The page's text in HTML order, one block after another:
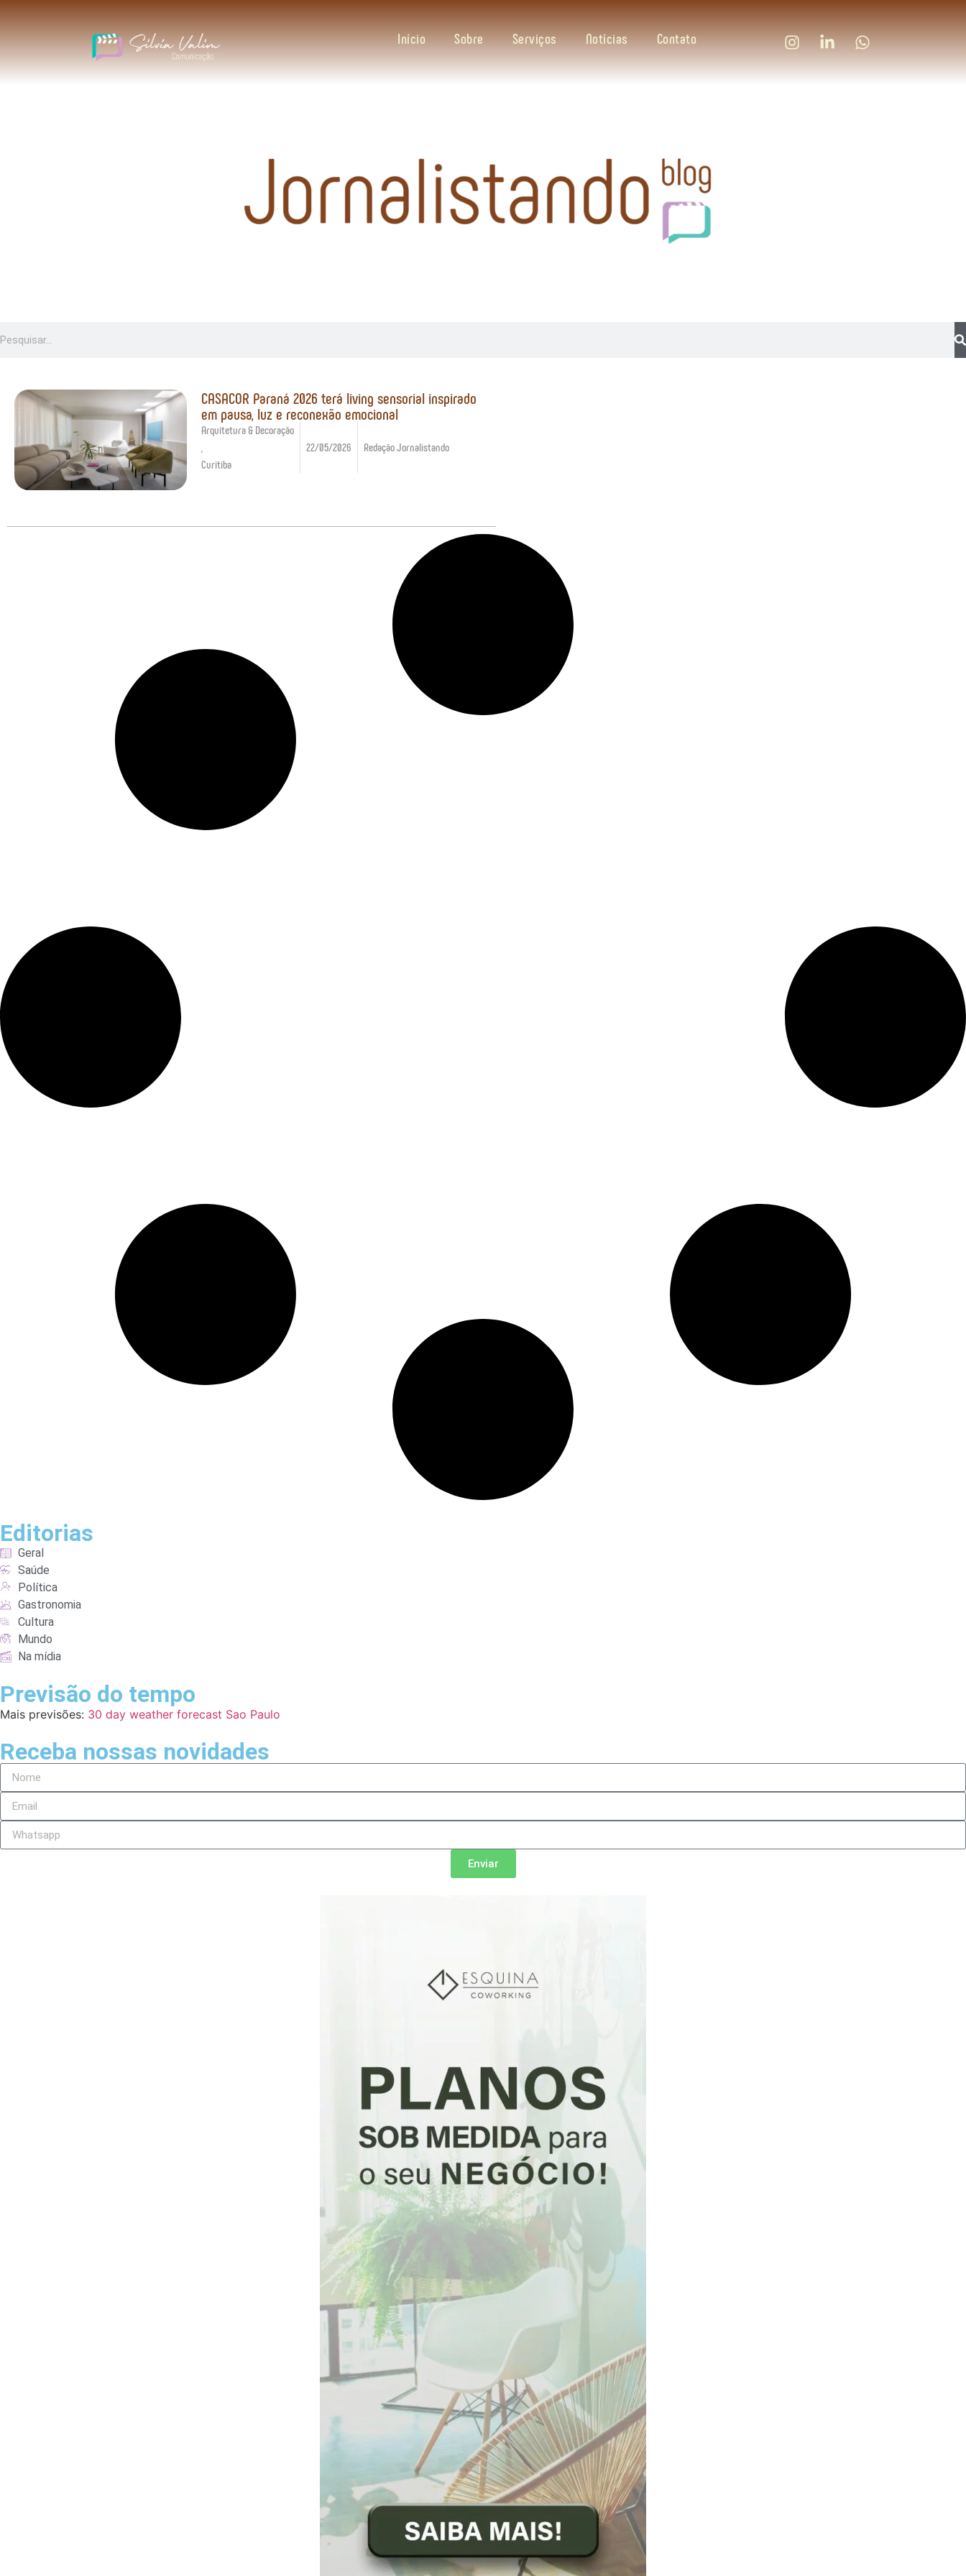
Início Sobre Serviços Notícias Contato
CASACOR Paraná 2026 terá living sensorial inspirado
em pausa, luz e reconexão emocional
Arquitetura & Decoração
Curitiba
22/05/2026 Redação Jornalistando
Editorias
Geral
Saúde
Política
Gastronomia
Cultura
Mundo
Na mídia
Previsão do tempo
Mais previsões: 30 day weather forecast Sao Paulo
Receba nossas novidades
Enviar